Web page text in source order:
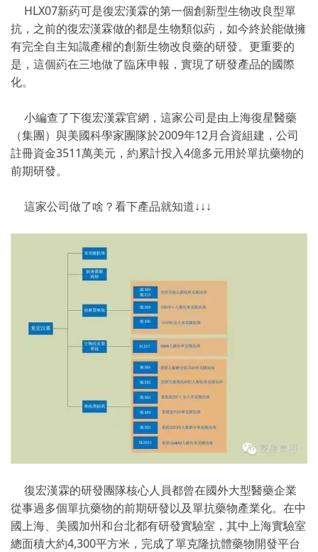
HLX07新葯可是復宏漢霖的第一個創新型生物改良型單
抗，之前的復宏漢霖做的都是生物類似葯，如今終於能做擁
有完全自主知識產權的創新生物改良藥的研發。更重要的
是，這個葯在三地做了臨床申報，實現了研發產品的國際
化。
小編查了下復宏漢霖官網，這家公司是由上海復星醫藥
（集團）與美國科學家團隊於2009年12月合資組建，公司
註冊資金3511萬美元，約累計投入4億多元用於單抗藥物的
前期研發。
這家公司做了啥？看下產品就知道↓↓↓
復宏漢霖的研發團隊核心人員都曾在國外大型醫藥企業
從事過多個單抗藥物的前期研發以及單抗藥物產業化。在中
國上海、美國加州和台北都有研發實驗室，其中上海實驗室
總面積大約4,300平方米，完成了單克隆抗體藥物開發平台